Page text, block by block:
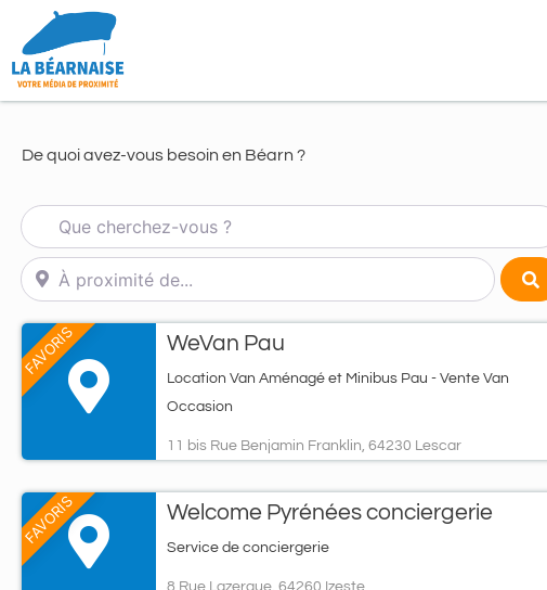
De quoi avez-vous besoin en Béarn ?
Que cherchez-vous ?
À proximité de...
FAVORIS WeVan Pau
Location Van Aménagé et Minibus Pau - Vente Van
Occasion
11 bis Rue Benjamin Franklin, 64230 Lescar
FAVORIS Welcome Pyrénées conciergerie
Service de conciergerie
8 Rue Lazerque, 64260 Izeste